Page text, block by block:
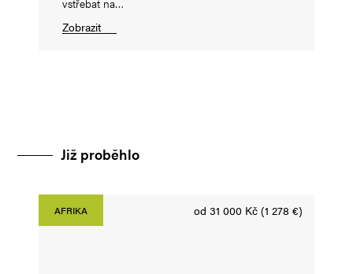
vstřebat na…
Zobrazit
Již proběhlo
AFRIKA od 31 000 Kč (1 278 €)